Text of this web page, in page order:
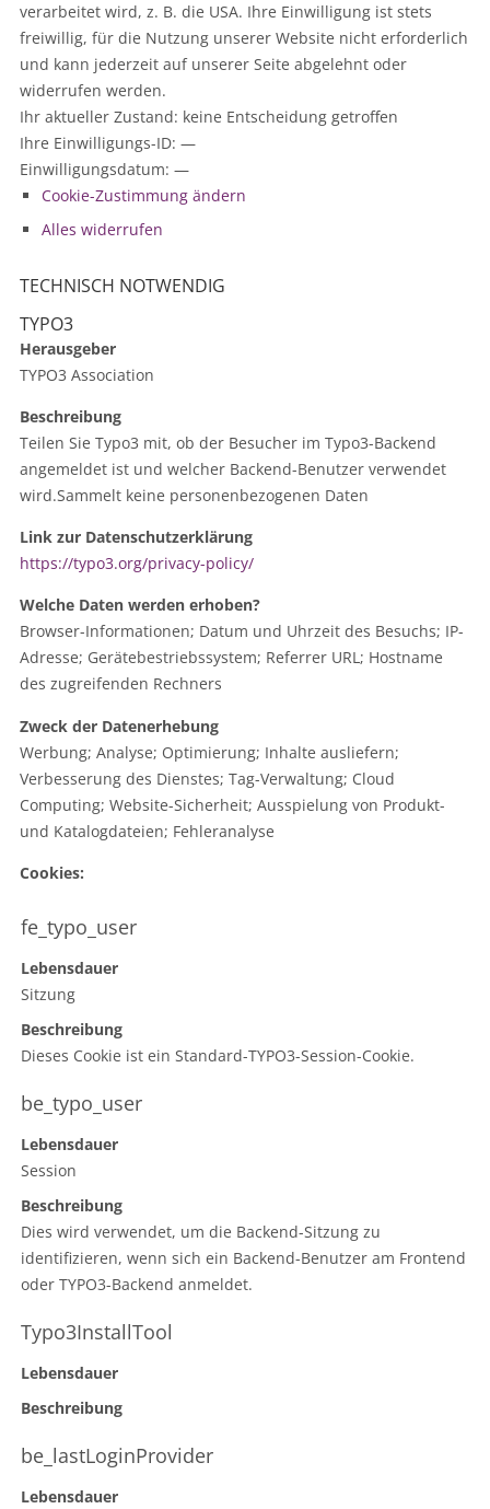
verarbeitet wird, z. B. die USA. Ihre Einwilligung ist stets
freiwillig, für die Nutzung unserer Website nicht erforderlich
und kann jederzeit auf unserer Seite abgelehnt oder
widerrufen werden.
Ihr aktueller Zustand: keine Entscheidung getroffen
Ihre Einwilligungs-ID: —
Einwilligungsdatum: —
Cookie-Zustimmung ändern
Alles widerrufen
TECHNISCH NOTWENDIG
TYPO3
Herausgeber
TYPO3 Association
Beschreibung
Teilen Sie Typo3 mit, ob der Besucher im Typo3-Backend
angemeldet ist und welcher Backend-Benutzer verwendet
wird.Sammelt keine personenbezogenen Daten
Link zur Datenschutzerklärung
https://typo3.org/privacy-policy/
Welche Daten werden erhoben?
Browser-Informationen; Datum und Uhrzeit des Besuchs; IP-
Adresse; Gerätebestriebssystem; Referrer URL; Hostname
des zugreifenden Rechners
Zweck der Datenerhebung
Werbung; Analyse; Optimierung; Inhalte ausliefern;
Verbesserung des Dienstes; Tag-Verwaltung; Cloud
Computing; Website-Sicherheit; Ausspielung von Produkt-
und Katalogdateien; Fehleranalyse
Cookies:
fe_typo_user
Lebensdauer
Sitzung
Beschreibung
Dieses Cookie ist ein Standard-TYPO3-Session-Cookie.
be_typo_user
Lebensdauer
Session
Beschreibung
Dies wird verwendet, um die Backend-Sitzung zu
identifizieren, wenn sich ein Backend-Benutzer am Frontend
oder TYPO3-Backend anmeldet.
Typo3InstallTool
Lebensdauer
Beschreibung
be_lastLoginProvider
Lebensdauer